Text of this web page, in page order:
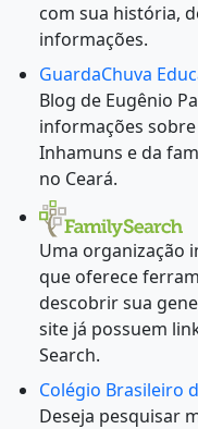
com sua história,
informações.
GuardaChuva
Blog de Eugênio
informações
Inhamuns e da
no Ceará.
Uma organização
que oferece
descobrir sua
site já possuem
Search.
Colégio Brasileiro
Deseja pesquisar